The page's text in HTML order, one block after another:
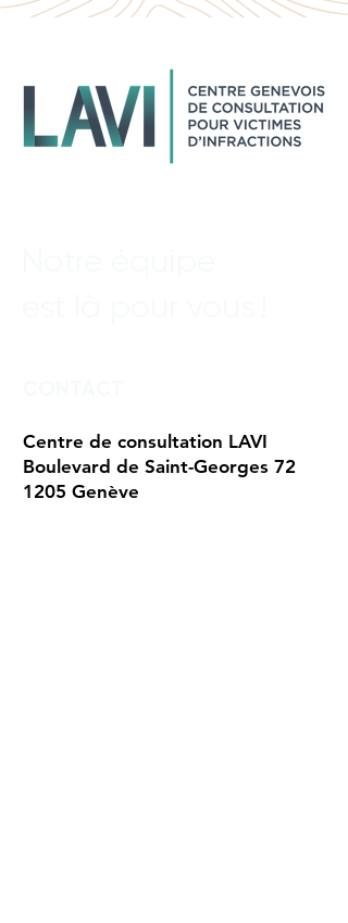
Centre de consultation LAVI
Boulevard de Saint-Georges 72
1205 Genève